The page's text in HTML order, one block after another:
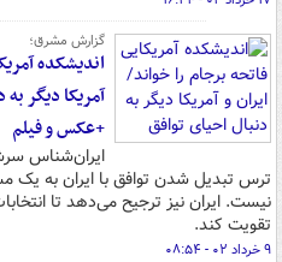
گزارش مشرق؛
اندیشکده
آمریکا دیگر
+عکس و فیلم
ایران‌شناس
ترس تبدیل شدن توافق با ایران به یک
نیست. ایران نیز ترجیح می‌دهد تا
تقویت کند.
۹ خرداد ۰۲ - ۰۸:۵۴